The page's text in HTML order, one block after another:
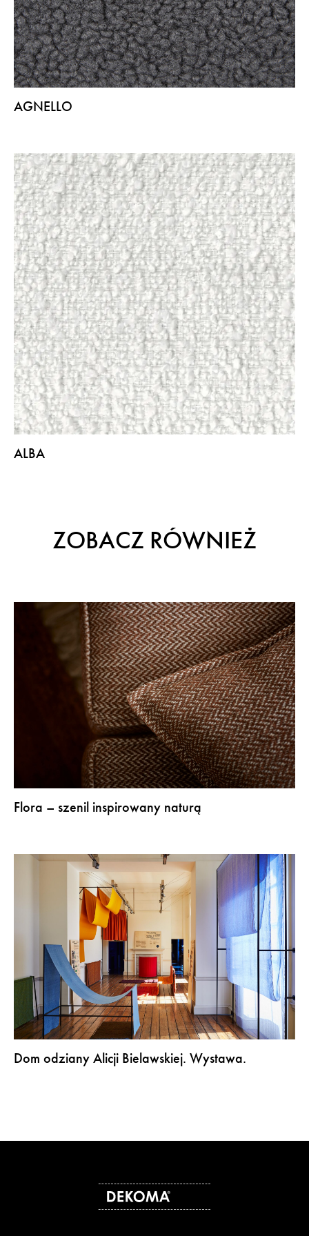
AGNELLO
ALBA
ZOBACZ RÓWNIEŻ
Flora – szenil inspirowany naturą
Dom odziany Alicji Bielawskiej. Wystawa.